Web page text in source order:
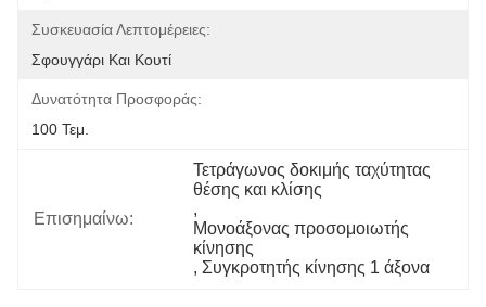
Συσκευασία Λεπτομέρειες:
Σφουγγάρι Και Κουτί
Δυνατότητα Προσφοράς:
100 Τεμ.
Επισημαίνω:
Τετράγωνος δοκιμής ταχύτητας
θέσης και κλίσης
,
Μονοάξονας προσομοιωτής
κίνησης
, Συγκροτητής κίνησης 1 άξονα